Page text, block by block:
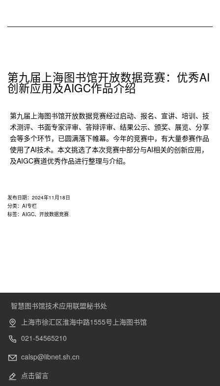
第九届上海图书馆开放数据竞赛：优秀AI
创新应用及AIGC作品介绍
第九届上海图书馆开放数据竞赛经过启动、报名、宣讲、培训、技
术测评、书面专家评审、答辩评审、结果公示、颁奖、展览、分享
会等多个环节，已圆满落下帷幕。今年的竞赛中，有大量参赛作品
使用了AI技术。本文挑选了本次竞赛中部分与AI相关的创新应用，
及AIGC赛道优秀作品进行整理与介绍。
发布日期： 2024年11月18日
分类： AI专栏
标签： AIGC、 开放数据竞赛
智慧图书馆技术应用联盟秘书处
上海市徐汇区淮海中路1555号上海图书馆
021-54565210
calsp@libnet.sh.cn
点击留言